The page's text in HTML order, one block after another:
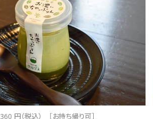
360 円（税込） ［お持ち帰り可］